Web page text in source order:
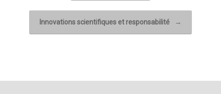
Innovations scientifiques et responsabilité →